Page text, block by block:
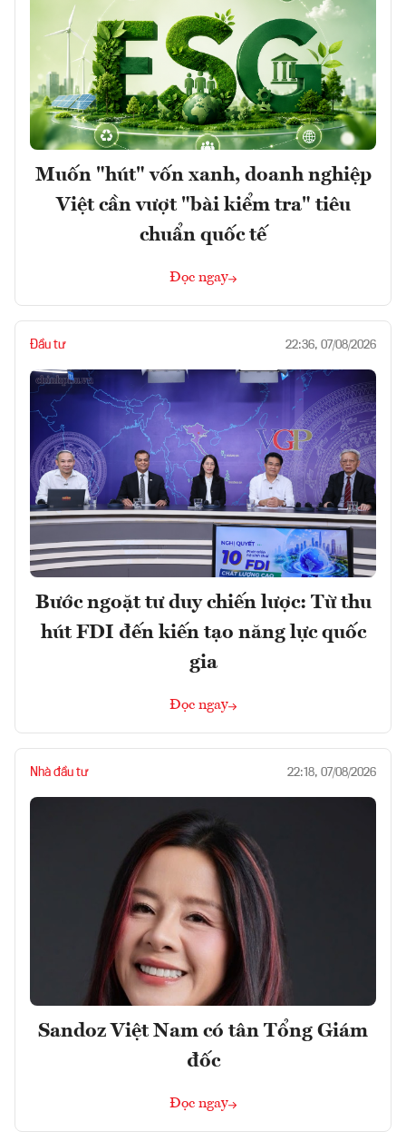
Muốn "hút" vốn xanh, doanh nghiệp
Việt cần vượt "bài kiểm tra" tiêu
chuẩn quốc tế
Đọc ngay
Đầu tư 22:36, 07/08/2026
Bước ngoặt tư duy chiến lược: Từ thu
hút FDI đến kiến tạo năng lực quốc
gia
Đọc ngay
Nhà đầu tư 22:18, 07/08/2026
Sandoz Việt Nam có tân Tổng Giám
đốc
Đọc ngay